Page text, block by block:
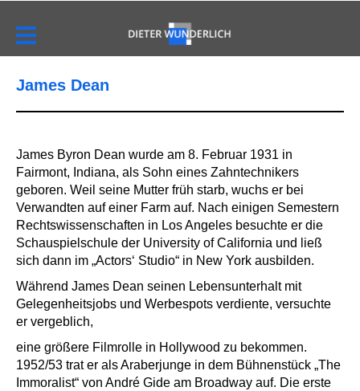
James Dean
James Byron Dean wurde am 8. Februar 1931 in
Fairmont, Indiana, als Sohn eines Zahntechnikers
geboren. Weil seine Mutter früh starb, wuchs er bei
Verwandten auf einer Farm auf. Nach einigen Semestern
Rechtswissenschaften in Los Angeles besuchte er die
Schauspielschule der University of California und ließ
sich dann im „Actors‘ Studio“ in New York ausbilden.
Während James Dean seinen Lebensunterhalt mit
Gelegenheitsjobs und Werbespots verdiente, versuchte
er vergeblich,
eine größere Filmrolle in Hollywood zu bekommen.
1952/53 trat er als Araberjunge in dem Bühnenstück „The
Immoralist“ von André Gide am Broadway auf. Die erste